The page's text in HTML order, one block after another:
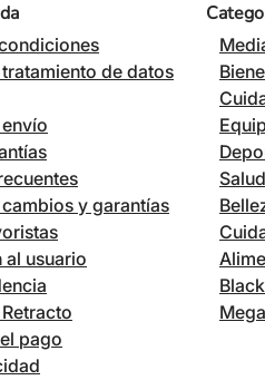
de datos
y garantías
usuario
pago